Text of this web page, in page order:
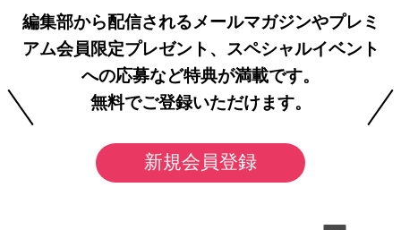
編集部から配信されるメールマガジンやプレミ
アム会員限定プレゼント、スペシャルイベント
への応募など特典が満載です。
無料でご登録いただけます。
新規会員登録